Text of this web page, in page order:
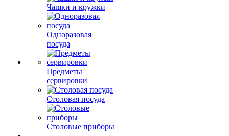
Чашки и кружки
Одноразовая
посуда
Предметы
сервировки
Столовая посуда
Столовые приборы